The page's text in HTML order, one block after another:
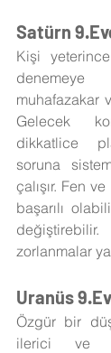
Satürn
Kişi
muhafazakar
Gelecek
dikkatlice
soruna
çalışır. Fen
başarılı
zorlanmalar
Uranüs
Özgür bir
ilerici ve